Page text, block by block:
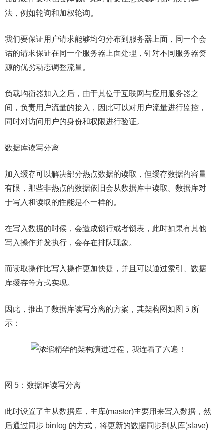
法，例如轮询和加权轮询。
我们要保证用户请求能够均匀分布到服务器上面，同一个会
话的请求保证在同一个服务器上面处理，针对不同服务器资
源的优劣动态调整流量。
负载均衡器加入之后，由于其位于互联网与应用服务器之
间，负责用户流量的接入，因此可以对用户流量进行监控，
同时对访问用户的身份和权限进行验证。
数据库读写分离
加入缓存可以解决部分热点数据的读取，但缓存数据的容量
有限，那些非热点的数据依旧会从数据库中读取。数据库对
于写入和读取的性能是不一样的。
在写入数据的时候，会造成锁行或者锁表，此时如果有其他
写入操作并发执行，会存在排队现象。
而读取操作比写入操作更加快捷，并且可以通过索引、数据
库缓存等方式实现。
因此，推出了数据库读写分离的方案，其架构图如图 5 所
示：
图 5：数据库读写分离
此时设置了主从数据库，主库(master)主要用来写入数据，然
后通过同步 binlog 的方式，将更新的数据同步到从库(slave)